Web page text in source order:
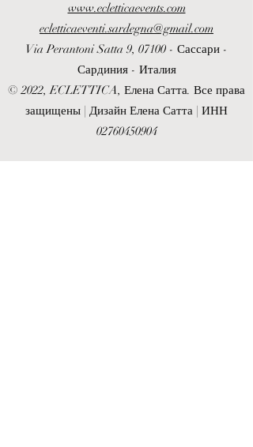
www.ecletticaevents.com
ecletticaeventi.sardegna@gmail.com
Via Perantoni Satta 9, 07100 - Сассари -
Сардиния - Италия
© 2022, ECLETTICA, Елена Сатта. Все права
защищены | Дизайн Елена Сатта | ИНН
02760450904